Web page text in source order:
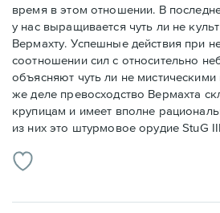
время в этом отношении. В
у нас выращивается чуть ли не
Вермахту. Успешные действия при
соотношении сил с относительно
объясняют чуть ли не
же деле превосходство Вермахта
крупицам и имеет вполне
из них это штурмовое орудие StuG